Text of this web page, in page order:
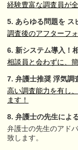
経験豊富な調査員が
5. あらゆる問題を ス
調査後のアフターフ
6. 新システム導入！
相談員と会わずに、
7. 弁護士推奨 浮気調
高い調査能力を有し
ます！
8. 弁護士の先生によ
弁護士の先生のアド
致します。